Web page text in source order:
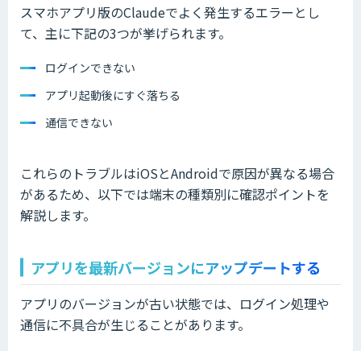
スマホアプリ版のClaudeでよく発生するエラーとし
て、主に下記の3つが挙げられます。
ログインできない
アプリ起動後にすぐ落ちる
通信できない
これらのトラブルはiOSとAndroidで原因が異なる場合
があるため、以下では端末の種類別に確認ポイントを
解説します。
アプリを最新バージョンにアップデートする
アプリのバージョンが古い状態では、ログイン処理や
通信に不具合が生じることがあります。